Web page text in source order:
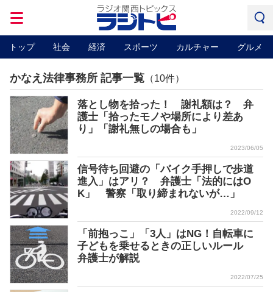
トップ 社会 経済 スポーツ カルチャー グルメ
かなえ法律事務所 記事一覧 （10件）
落とし物を拾った！ 謝礼額は？ 弁
護士「拾ったモノや場所により差あ
り」「謝礼無しの場合も」
2023/06/05
信号待ち回避の「バイク手押しで歩道
進入」はアリ？ 弁護士「法的にはO
K」 警察「取り締まれないが…」
2022/09/12
「前抱っこ」「3人」はNG！自転車に
子どもを乗せるときの正しいルール
弁護士が解説
2022/07/25